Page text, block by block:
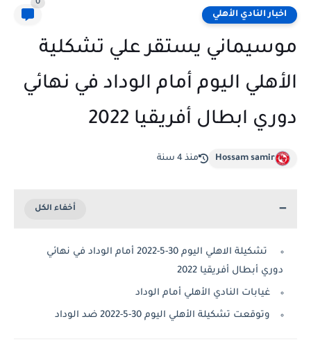
اخبار النادي الأهلي
0
موسيماني يستقر علي تشكلية
الأهلي اليوم أمام الوداد في نهائي
دوري ابطال أفريقيا 2022
Hossam samir منذ 4 سنة
تشكيلة الاهلي اليوم 30-5-2022 أمام الوداد في نهائي
دوري أبطال أفريقيا 2022
غيابات النادي الأهلي أمام الوداد
وتوقعت تشكيلة الأهلي اليوم 30-5-2022 ضد الوداد